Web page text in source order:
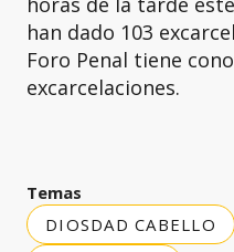
han dado 103
Foro Penal tiene
excarcelaciones.
Temas
DIOSDAD CABELLO